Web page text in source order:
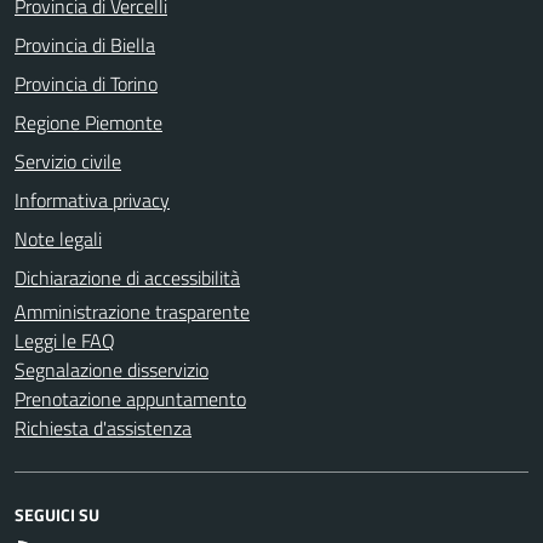
Provincia di Biella
Provincia di Torino
Regione Piemonte
Servizio civile
Informativa privacy
Note legali
Dichiarazione di accessibilità
Amministrazione trasparente
Leggi le FAQ
Segnalazione disservizio
Prenotazione appuntamento
Richiesta d'assistenza
SEGUICI SU